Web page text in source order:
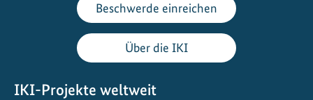
Beschwerde einreichen
Über die IKI
IKI-Projekte weltweit